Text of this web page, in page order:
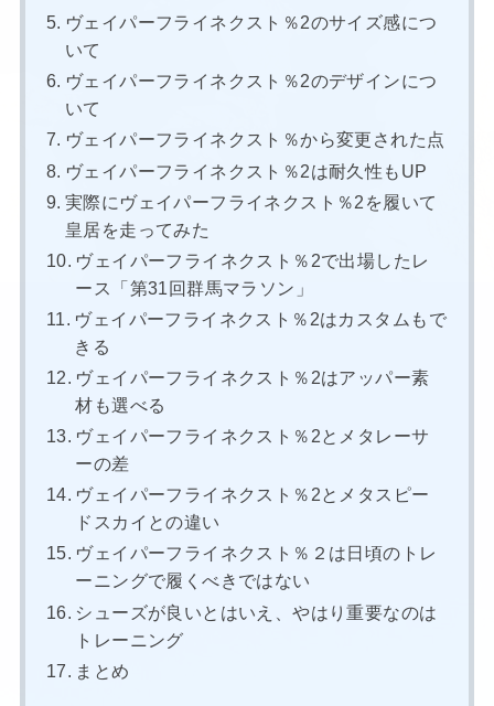
ヴェイパーフライネクスト％2のサイズ感につ
いて
ヴェイパーフライネクスト％2のデザインにつ
いて
ヴェイパーフライネクスト％から変更された点
ヴェイパーフライネクスト％2は耐久性もUP
実際にヴェイパーフライネクスト％2を履いて
皇居を走ってみた
ヴェイパーフライネクスト％2で出場したレ
ース「第31回群馬マラソン」
ヴェイパーフライネクスト％2はカスタムもで
きる
ヴェイパーフライネクスト％2はアッパー素
材も選べる
ヴェイパーフライネクスト％2とメタレーサ
ーの差
ヴェイパーフライネクスト％2とメタスピー
ドスカイとの違い
ヴェイパーフライネクスト％２は日頃のトレ
ーニングで履くべきではない
シューズが良いとはいえ、やはり重要なのは
トレーニング
まとめ